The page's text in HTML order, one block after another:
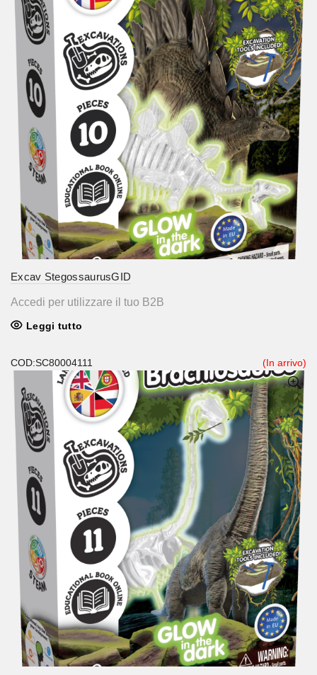
Excav StegossaurusGID
Accedi per utilizzare il tuo B2B
Leggi tutto
COD:SC80004111 (In arrivo)